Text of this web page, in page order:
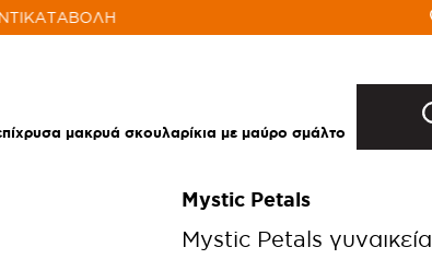
μακρυά σκουλαρίκια με μαύρο σμάλτο
Mystic Petals
Mystic Petals γυναικεία